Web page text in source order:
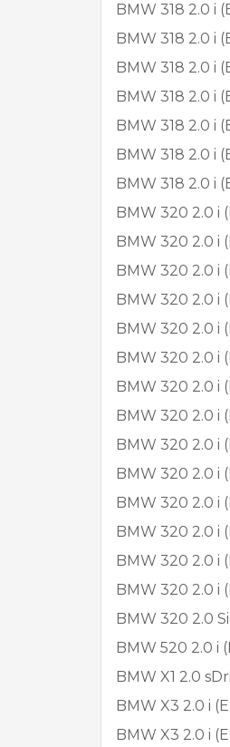
BMW 318 2.0 i
BMW 318 2.0 i
BMW 318 2.0 i
BMW 318 2.0 i
BMW 318 2.0 i
BMW 318 2.0 i
BMW 318 2.0 i
BMW 320 2.0 i
BMW 320 2.0 i
BMW 320 2.0 i
BMW 320 2.0 i
BMW 320 2.0 i
BMW 320 2.0 i
BMW 320 2.0 i
BMW 320 2.0 i
BMW 320 2.0 i
BMW 320 2.0 i
BMW 320 2.0 i
BMW 320 2.0 i
BMW 320 2.0 i
BMW 320 2.0 i
BMW 320 2.0
BMW 520 2.0 i
BMW X1 2.0
BMW X3 2.0 i
BMW X3 2.0 i